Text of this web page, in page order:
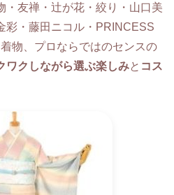
・友禅・辻が花・絞り・山口美
彩・藤田ニコル・PRINCESS
物、プロならではのセンスの
ワクしながら選ぶ楽しみと コス